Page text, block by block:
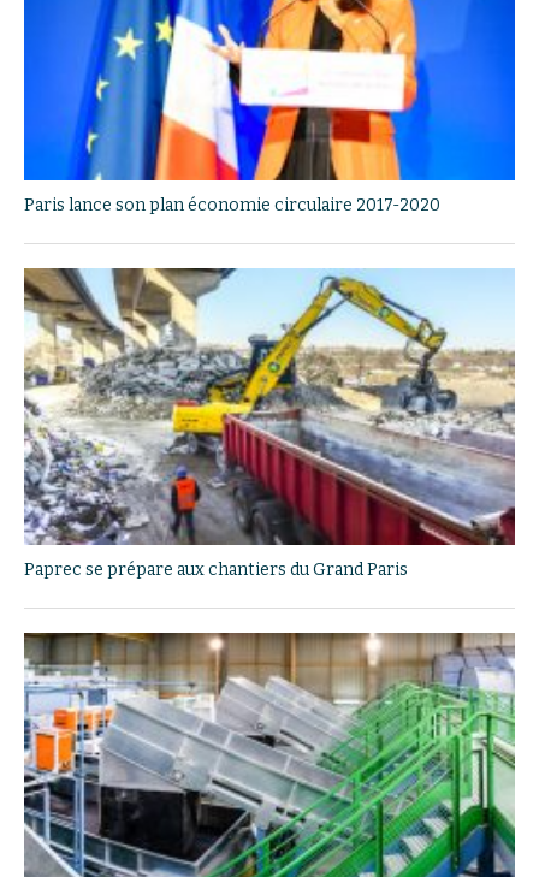
Paris lance son plan économie circulaire 2017-2020
Paprec se prépare aux chantiers du Grand Paris